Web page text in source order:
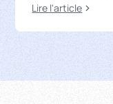
Lire l'article